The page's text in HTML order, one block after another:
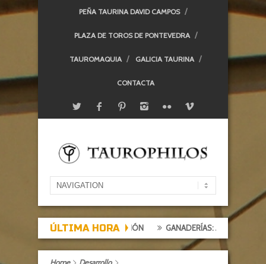
PEÑA TAURINA DAVID CAMPOS
PLAZA DE TOROS DE PONTEVEDRA
TAUROMAQUIA GALICIA TAURINA
CONTACTA
ÚLTIMA HORA
TARDE DE DECEPCIÓN GANADERÍAS: ALCURRUCÉN